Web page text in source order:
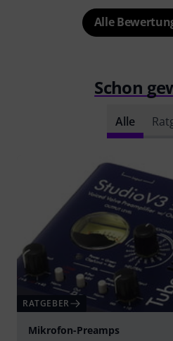
Alle
Schon
Alle
RATGEBER
Mikrofon-Preamps